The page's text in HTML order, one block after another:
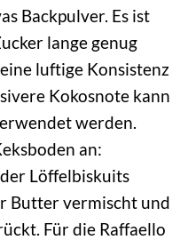
Backpulver. Es ist
lange genug
luftige Konsistenz
Kokosnote kann
werden.
an:
Löffelbiskuits
Butter vermischt und
Für die Raffaello